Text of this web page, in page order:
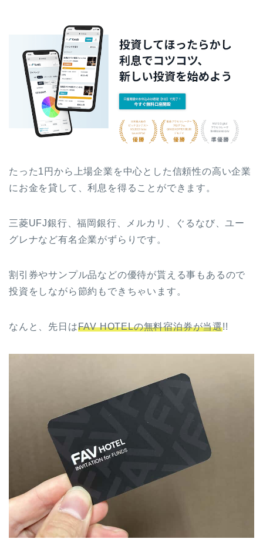
たった1円から上場企業を中心とした信頼性の高い企業
にお金を貸して、利息を得ることができます。
三菱UFJ銀行、福岡銀行、メルカリ、ぐるなび、ユー
グレナなど有名企業がずらりです。
割引券やサンプル品などの優待が貰える事もあるので
投資をしながら節約もできちゃいます。
なんと、先日はFAV HOTELの無料宿泊券が当選!!